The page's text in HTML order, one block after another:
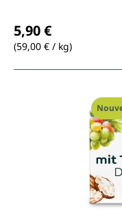
5,90 €
(59,00 € / kg)